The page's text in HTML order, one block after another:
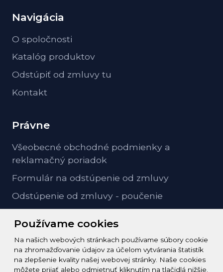
Používame cookies
Na našich webových stránkach používame súbory cookie
na zhromažďovanie údajov za účelom vytvárania štatistík
na zlepšenie kvality našej webovej stránky. Naše cookies
môžete prijať alebo odmietnuť kliknutím na tlačidlá nižšie.
Navigácia
O spoločnosti
Katalóg produktov
Odstúpiť od zmluvy tu
Kontakt
Právne
Všeobecné obchodné podmienky a
reklamačný poriadok
Formulár na odstúpenie od zmluvy
Odstúpenie od zmluvy - poučenie
Kontakt
info@zeleziarstvo-majster.sk